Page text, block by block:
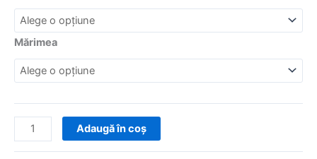
Mărimea
Adaugă în coș